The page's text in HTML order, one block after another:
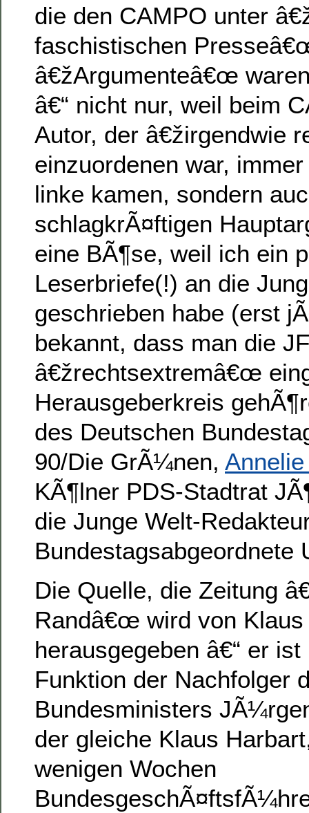
die den CAMPO unter
faschistischen
â€žArgumenteâ€œ
â€“ nicht nur, weil beim
Autor, der â€žirgendwie
einzuordenen war,
linke kamen, sondern
schlagkrÃ¤ftigen
eine BÃ¶se, weil ich ein
Leserbriefe(!) an die
geschrieben habe (erst
bekannt, dass man die
â€žrechtsextremâ€œ
Herausgeberkreis
des Deutschen
90/Die GrÃ¼nen,
KÃ¶lner PDS-Stadtrat
die Junge Welt-
Bundestagsabgeordnete
Die Quelle, die Zeitung
Randâ€œ wird von Klaus
herausgegeben â€“ er
Funktion der Nachfolger
Bundesministers
der gleiche Klaus
wenigen Wochen